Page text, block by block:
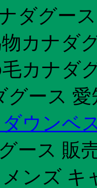
ダグー
カナダ
カナダ
グース
ウンベ
ース 販
ンズ